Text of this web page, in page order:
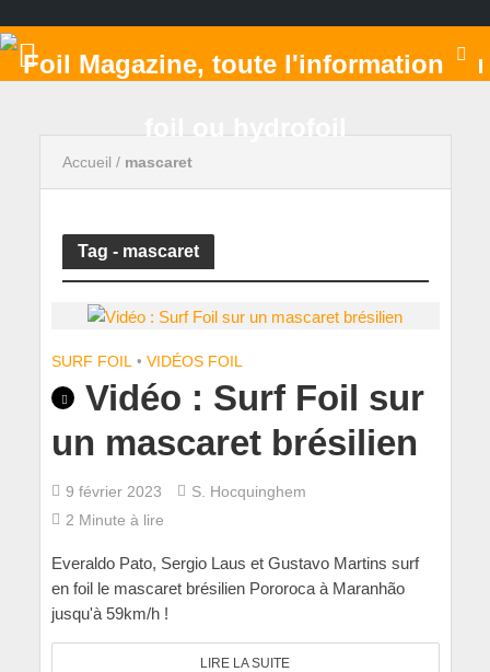
Accueil / mascaret
Tag - mascaret
SURF FOIL • VIDÉOS FOIL
Vidéo : Surf Foil sur
un mascaret brésilien
9 février 2023
S. Hocquinghem
2 Minute à lire
Everaldo Pato, Sergio Laus et Gustavo Martins surf
en foil le mascaret brésilien Pororoca à Maranhão
jusqu'à 59km/h !
LIRE LA SUITE